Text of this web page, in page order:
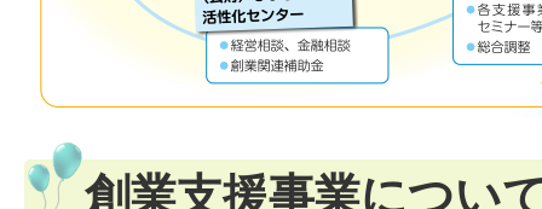
創業支援事業につい